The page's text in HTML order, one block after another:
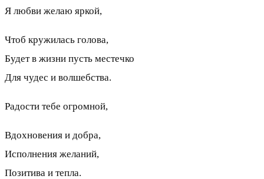
Я любви желаю яркой,
Чтоб кружилась голова,
Будет в жизни пусть местечко
Для чудес и волшебства.
Радости тебе огромной,
Вдохновения и добра,
Исполнения желаний,
Позитива и тепла.